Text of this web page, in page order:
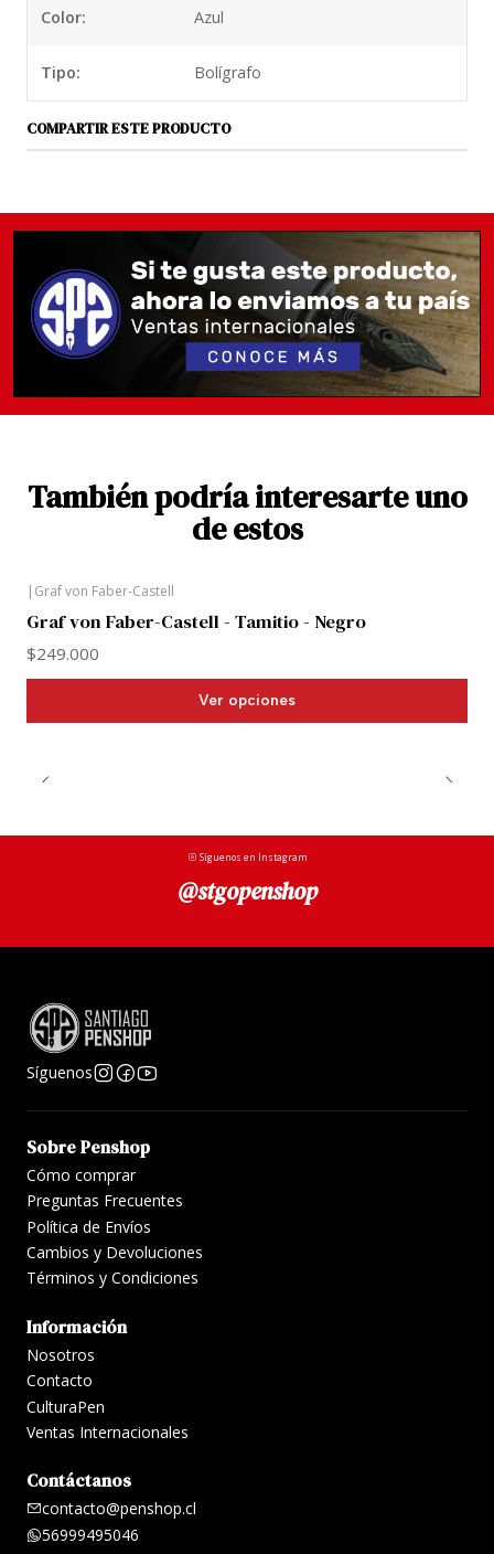
Media Noche) y Negro.
Bolígrafo Tamitio
escritura puede enriquecerse con extraordinarios
matices. Cada una de estas esbeltas piezas es una
expresión de pura elegancia a la vez que un
accesorio llamativo y lleno de estilo.
Detalles del producto
tamaño estándar
Color de tinta: negro
Color: Azul
Tipo: Bolígrafo
COMPARTIR ESTE PRODUCTO
También podría interesarte uno
de estos
| Graf von Faber-Castell
Graf von Faber-Castell - Tamitio - Negro
$249.000
Ver opciones
Síguenos en Instagram
@stgopenshop
Síguenos
Sobre Penshop
Cómo comprar
Preguntas Frecuentes
Política de Envíos
Cambios y Devoluciones
Términos y Condiciones
Información
Nosotros
Contacto
CulturaPen
Ventas Internacionales
Contáctanos
contacto@penshop.cl
56999495046